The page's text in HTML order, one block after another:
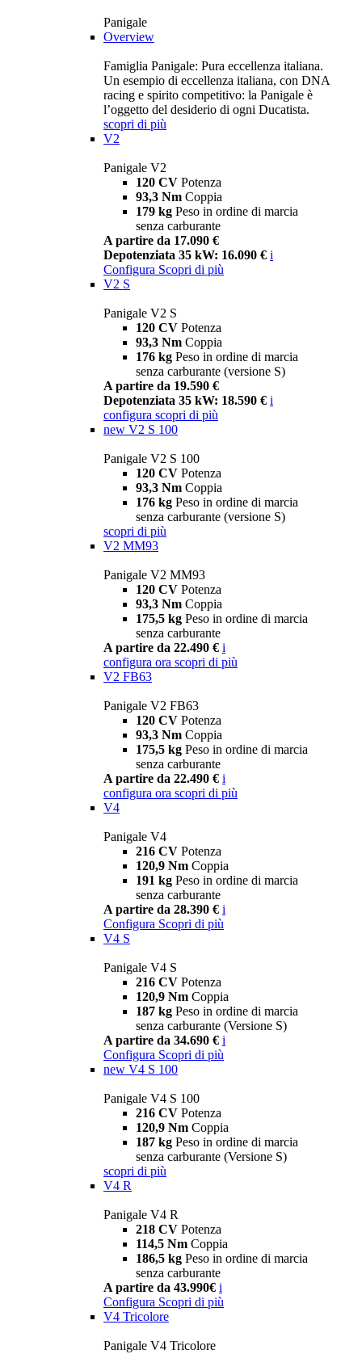
Panigale
Overview
Famiglia Panigale: Pura eccellenza italiana.
Un esempio di eccellenza italiana, con DNA
racing e spirito competitivo: la Panigale è
l’oggetto del desiderio di ogni Ducatista.
scopri di più
V2
Panigale V2
120 CV Potenza
93,3 Nm Coppia
179 kg Peso in ordine di marcia
senza carburante
A partire da 17.090 €
Depotenziata 35 kW: 16.090 € i
Configura Scopri di più
V2 S
Panigale V2 S
120 CV Potenza
93,3 Nm Coppia
176 kg Peso in ordine di marcia
senza carburante (versione S)
A partire da 19.590 €
Depotenziata 35 kW: 18.590 € i
configura scopri di più
new V2 S 100
Panigale V2 S 100
120 CV Potenza
93,3 Nm Coppia
176 kg Peso in ordine di marcia
senza carburante (versione S)
scopri di più
V2 MM93
Panigale V2 MM93
120 CV Potenza
93,3 Nm Coppia
175,5 kg Peso in ordine di marcia
senza carburante
A partire da 22.490 € i
configura ora scopri di più
V2 FB63
Panigale V2 FB63
120 CV Potenza
93,3 Nm Coppia
175,5 kg Peso in ordine di marcia
senza carburante
A partire da 22.490 € i
configura ora scopri di più
V4
Panigale V4
216 CV Potenza
120,9 Nm Coppia
191 kg Peso in ordine di marcia
senza carburante
A partire da 28.390 € i
Configura Scopri di più
V4 S
Panigale V4 S
216 CV Potenza
120,9 Nm Coppia
187 kg Peso in ordine di marcia
senza carburante (Versione S)
A partire da 34.690 € i
Configura Scopri di più
new V4 S 100
Panigale V4 S 100
216 CV Potenza
120,9 Nm Coppia
187 kg Peso in ordine di marcia
senza carburante (Versione S)
scopri di più
V4 R
Panigale V4 R
218 CV Potenza
114,5 Nm Coppia
186,5 kg Peso in ordine di marcia
senza carburante
A partire da 43.990€ i
Configura Scopri di più
V4 Tricolore
Panigale V4 Tricolore